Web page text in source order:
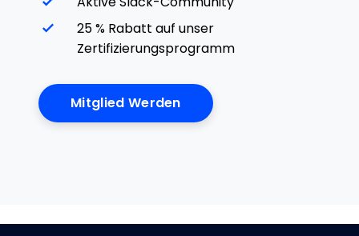
25 % Rabatt auf unser
Zertifizierungsprogramm
Mitglied Werden